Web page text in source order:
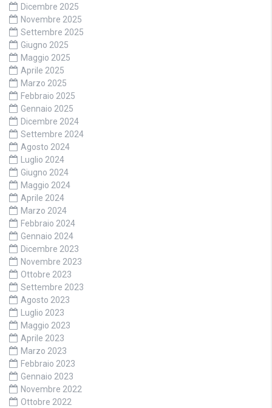
Dicembre 2025
Novembre 2025
Settembre 2025
Giugno 2025
Maggio 2025
Aprile 2025
Marzo 2025
Febbraio 2025
Gennaio 2025
Dicembre 2024
Settembre 2024
Agosto 2024
Luglio 2024
Giugno 2024
Maggio 2024
Aprile 2024
Marzo 2024
Febbraio 2024
Gennaio 2024
Dicembre 2023
Novembre 2023
Ottobre 2023
Settembre 2023
Agosto 2023
Luglio 2023
Maggio 2023
Aprile 2023
Marzo 2023
Febbraio 2023
Gennaio 2023
Novembre 2022
Ottobre 2022